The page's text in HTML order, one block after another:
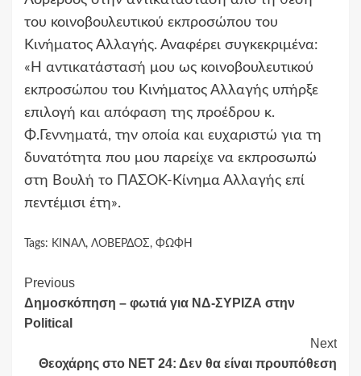
του κοινοβουλευτικού εκπροσώπου του
Κινήματος Αλλαγής. Αναφέρει συγκεκριμένα:
«Η αντικατάστασή μου ως κοινοβουλευτικού
εκπροσώπου του Κινήματος Αλλαγής υπήρξε
επιλογή και απόφαση της προέδρου κ.
Φ.Γεννηματά, την οποία και ευχαριστώ για τη
δυνατότητα που μου παρείχε να εκπροσωπώ
στη Βουλή το ΠΑΣΟΚ-Κίνημα Αλλαγής επί
πεντέμισι έτη».
Tags: ΚΙΝΑΛ, ΛΟΒΕΡΔΟΣ, ΦΩΦΗ
Continue
Reading
Previous
Δημοσκόπηση – φωτιά για ΝΔ-ΣΥΡΙΖΑ στην
Political
Next
Θεοχάρης στο ΝΕΤ 24: Δεν θα είναι προυπόθεση